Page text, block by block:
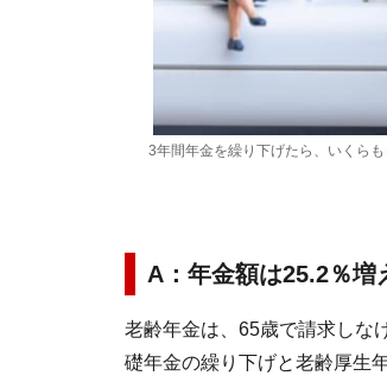
3年間年金を繰り下げたら、いくらも
A：年金額は25.2％増
老齢年金は、65歳で請求しな
礎年金の繰り下げと老齢厚生